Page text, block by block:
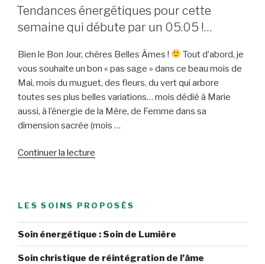
LE
Tendances énergétiques pour cette
semaine qui débute par un 05.05 !…
Bien le Bon Jour, chères Belles Âmes !
Tout d’abord, je
vous souhaite un bon « pas sage » dans ce beau mois de
Mai, mois du muguet, des fleurs, du vert qui arbore
toutes ses plus belles variations… mois dédié à Marie
aussi, à l’énergie de la Mère, de Femme dans sa
dimension sacrée (mois …
Continuer la lecture
cette
semaine
qui
LES SOINS PROPOSÉS
Soin énergétique : Soin de Lumière
Soin christique de réintégration de l’âme